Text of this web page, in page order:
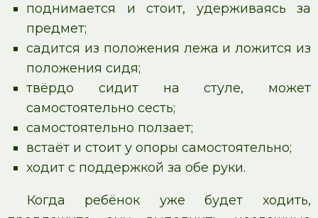
поднимается и стоит, удерживаясь за
предмет;
садится из положения лежа и ложится из
положения сидя;
твёрдо сидит на стуле, может
самостоятельно сесть;
самостоятельно ползает;
встаёт и стоит у опоры самостоятельно;
ходит с поддержкой за обе руки.
Когда ребёнок уже будет ходить,